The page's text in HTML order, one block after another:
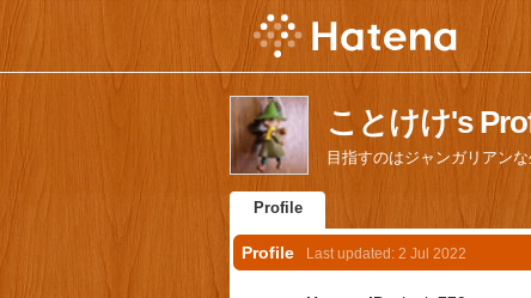
ことけけ's
目指すのはジャンガリアン
Profile
Profile Last updated: 2 Jul 2022